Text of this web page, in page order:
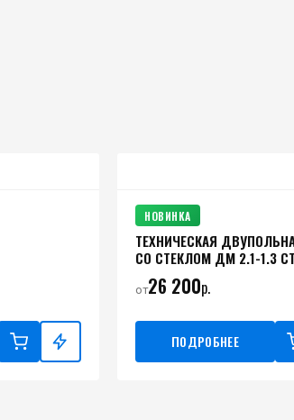
НОВИНКА
ТЕХНИЧЕСКАЯ
СО СТЕКЛОМ ДМ 2.1-1.3 СТ
от26 200р.
ПОДРОБНЕЕ